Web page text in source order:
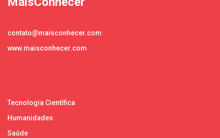
contato@maisconhecer.com
www.maisconhecer.com
Tecnologia Científica
Humanidades
Saúde